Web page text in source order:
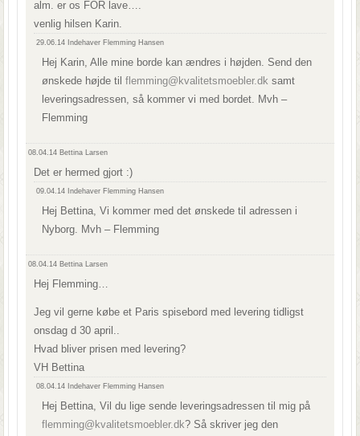
alm. er os FOR lave….
venlig hilsen Karin.
29.06.14 Indehaver Flemming Hansen
Hej Karin, Alle mine borde kan ændres i højden. Send den
ønskede højde tilflemming@kvalitetsmoebler.dk samt
leveringsadressen, så kommer vi med bordet. Mvh –
Flemming
08.04.14 Bettina Larsen
Det er hermed gjort :)
09.04.14 Indehaver Flemming Hansen
Hej Bettina, Vi kommer med det ønskede til adressen i
Nyborg. Mvh – Flemming
08.04.14 Bettina Larsen
Hej Flemming…
Jeg vil gerne købe et Paris spisebord med levering tidligst
onsdag d 30 april..
Hvad bliver prisen med levering?
VH Bettina
08.04.14 Indehaver Flemming Hansen
Hej Bettina, Vil du lige sende leveringsadressen til mig på
flemming@kvalitetsmoebler.dk? Så skriver jeg den